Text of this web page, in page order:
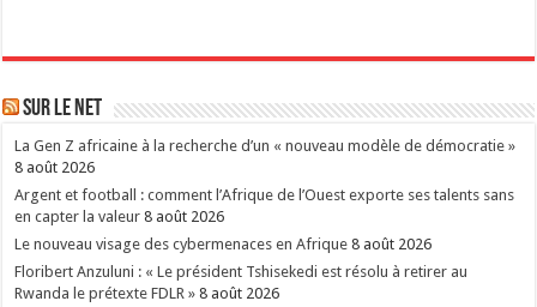
Sur le Net
La Gen Z africaine à la recherche d’un « nouveau modèle de démocratie »
8 août 2026
Argent et football : comment l’Afrique de l’Ouest exporte ses talents sans
en capter la valeur 8 août 2026
Le nouveau visage des cybermenaces en Afrique 8 août 2026
Floribert Anzuluni : « Le président Tshisekedi est résolu à retirer au
Rwanda le prétexte FDLR » 8 août 2026